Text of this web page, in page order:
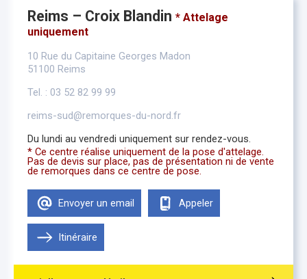
Reims – Croix Blandin * Attelage
uniquement
10 Rue du Capitaine Georges Madon
51100 Reims
Tel. : 03 52 82 99 99
reims-sud@remorques-du-nord.fr
Du lundi au vendredi uniquement sur rendez-vous.
* Ce centre réalise uniquement de la pose d'attelage.
Pas de devis sur place, pas de présentation ni de vente
de remorques dans ce centre de pose.
Envoyer un email Appeler
Itinéraire